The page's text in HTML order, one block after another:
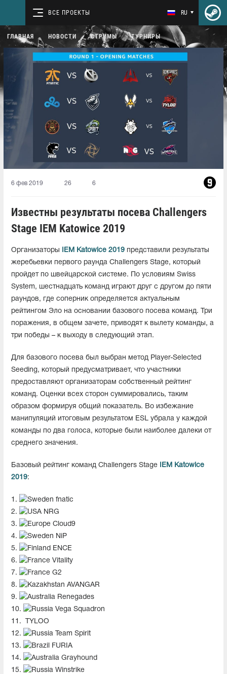
ВСЕ ПРОЕКТЫ RU
ГЛАВНАЯ НОВОСТИ СТРИМЫ ТУРНИРЫ
6 фев 2019 26 6
Известны результаты посева Challengers
Stage IEM Katowice 2019
Организаторы IEM Katowice 2019 представили результаты
жеребьевки первого раунда Challengers Stage, который
пройдет по швейцарской системе. По условиям Swiss
System, шестнадцать команд играют друг с другом до пяти
раундов, где соперник определяется актуальным
рейтингом Эло на основании базового посева команд. Три
поражения, в общем зачете, приводят к вылету команды, а
три победы – к выходу в следующий этап.
Для базового посева был выбран метод Player-Selected
Seeding, который предусматривает, что участники
предоставляют организаторам собственный рейтинг
команд. Оценки всех сторон суммировались, таким
образом формируя общий показатель. Во избежание
манипуляций итоговым результатом ESL убрала у каждой
команды по два голоса, которые были наиболее далеки от
среднего значения.
Базовый рейтинг команд Challengers Stage
IEM Katowice
2019:
1.
fnatic
2.
NRG
3.
Cloud9
4.
NiP
5.
ENCE
6.
Vitality
7.
G2
8.
AVANGAR
9.
Renegades
10.
Vega Squadron
11.
TYLOO
12.
Team Spirit
13.
FURIA
14.
Grayhound
15.
Winstrike